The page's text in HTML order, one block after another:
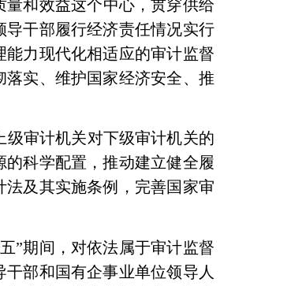
和效益这个中心，贯穿供给
干部履行经济责任情况实行
力现代化相适应的审计监督
实、维护国家经济安全、推
审计机关对下级审计机关的
科学配置，推动建立健全履
及其实施条例，完善国家审
”期间，对依法属于审计监督
部和国有企事业单位领导人